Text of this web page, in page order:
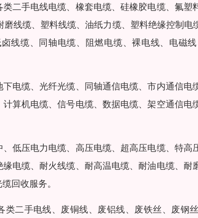
二手电线电缆、橡套电缆、硅橡胶电缆、氟
线缆、塑料线缆、油纸力缆、塑料绝缘控制电
线缆、同轴电缆、阻燃电缆、裸电线、电磁
电缆、光纤光缆、同轴通信电缆、市内通信
算机电缆、信号电缆、数据电缆、架空通信
低压电力电缆、高压电缆、超高压电缆、特
电缆、耐火线缆、耐高温电缆、耐油电缆、
回收服务。
类二手电线、废铜线、废铝线、废铁丝、废钢